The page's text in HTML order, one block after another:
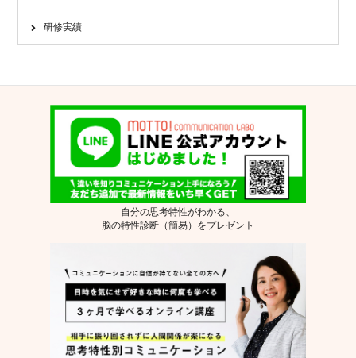
研修実績
自分の思考特性がわかる、
脳の特性診断（簡易）をプレゼント